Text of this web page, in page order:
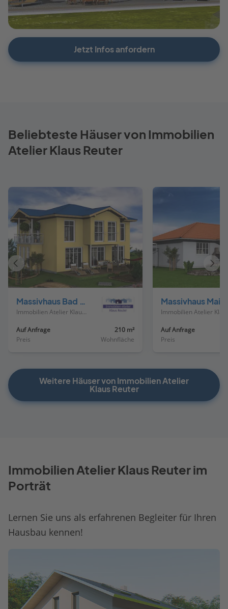
Jetzt Infos anfordern
Beliebteste Häuser von Immobilien
Atelier Klaus Reuter
Massivhaus Bad Nauheim
Immobilien Atelier Klaus Reuter
Auf Anfrage
Preis
210 m²
Wohnfläche
Auf Anfrage
Preis
Vorheriges
Haus
Weitere Häuser von Immobilien Atelier
Klaus Reuter
Immobilien Atelier Klaus Reuter im
Porträt
Lernen Sie uns als erfahrenen Begleiter für Ihren
Hausbau kennen!